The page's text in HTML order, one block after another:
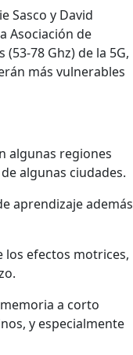
Sasco y David
Asociación de
78 Ghz) de la 5G,
más vulnerables
algunas regiones
algunas ciudades.
aprendizaje además
los efectos motrices,
a corto
y especialmente